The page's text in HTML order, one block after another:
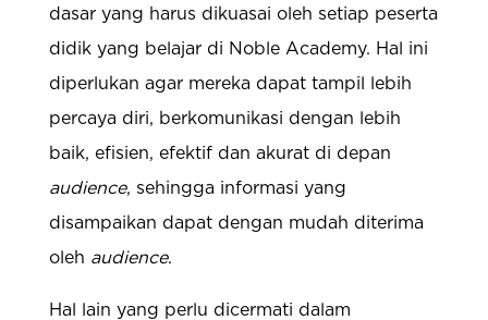
dasar yang harus dikuasai oleh setiap peserta
didik yang belajar di Noble Academy. Hal ini
diperlukan agar mereka dapat tampil lebih
percaya diri, berkomunikasi dengan lebih
baik, efisien, efektif dan akurat di depan
audience, sehingga informasi yang
disampaikan dapat dengan mudah diterima
oleh audience.
Hal lain yang perlu dicermati dalam